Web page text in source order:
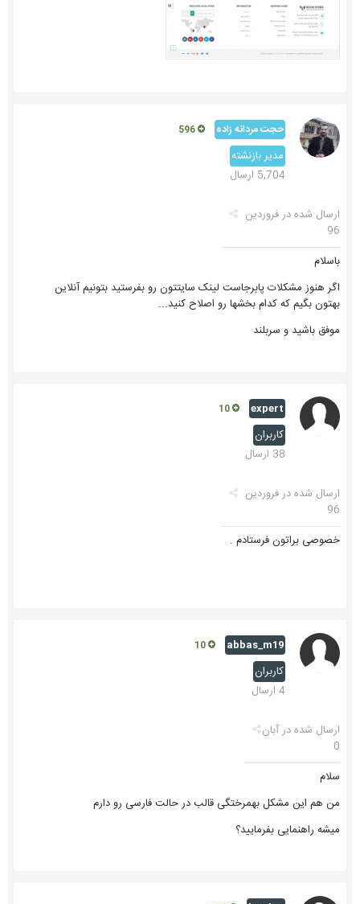
حجت مردانه زاده
مدیر بازنشته
5,704 ارسال
ارسال شده درفروردین
96
باسلام
اگر هنوز مشکلات پابرجاست لینک سایتتون رو بفرستید بتونیم آنلاین
بهتون بگیم که کدام بخشها رو اصلاح کنید...
موفق باشید و سربلند
expert
کاربران
38 ارسال
ارسال شده درفروردین
96
خصوصی براتون فرستادم .
abbas_m19
کاربران
4 ارسال
ارسال شده درآبان
0
سلام
من هم این مشکل بهمرختگی قالب در حالت فارسی رو دارم
میشه راهنمایی بفرمایید؟